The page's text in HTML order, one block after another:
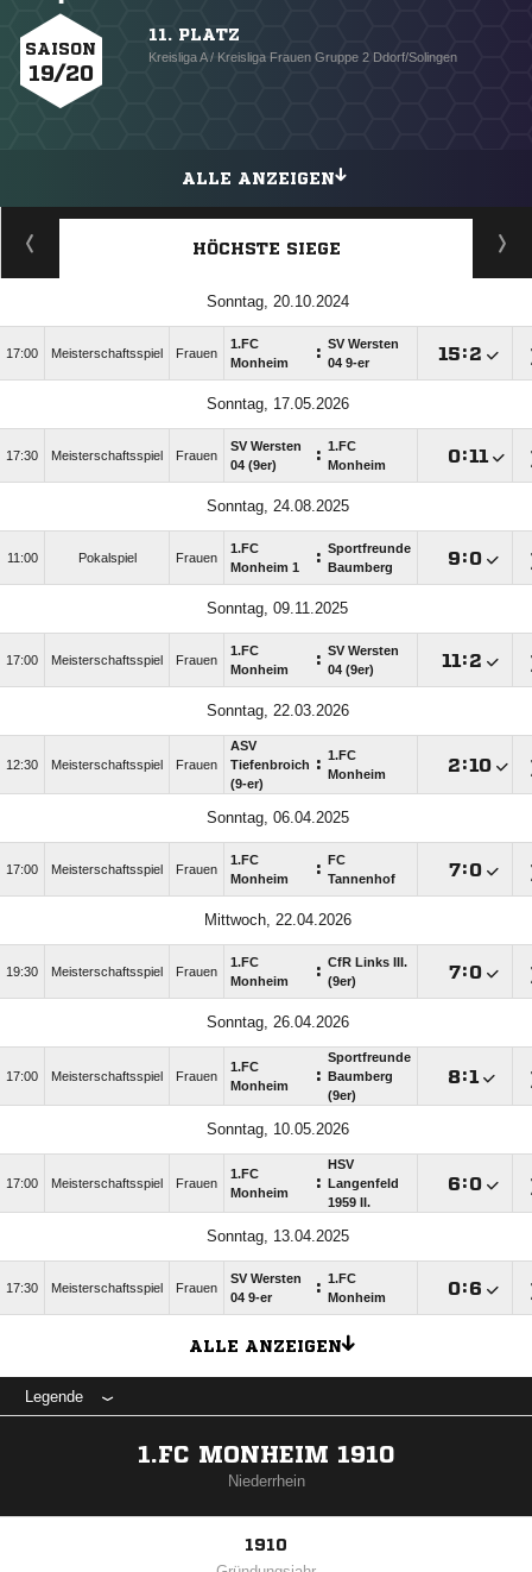
SAISON
19/20
11. PLATZ
Kreisliga A / Kreisliga Frauen Gruppe 2 Ddorf/Solingen
ALLE ANZEIGEN
HÖCHSTE SIEGE
Sonntag, 20.10.2024
17:00 Meisterschaftsspiel Frauen
1.FC
Monheim
: SV Wersten
04 9-er
:
Sonntag, 17.05.2026
17:30 Meisterschaftsspiel Frauen
SV Wersten
04 (9er)
: 1.FC
Monheim
:
Sonntag, 24.08.2025
11:00 Pokalspiel Frauen
1.FC
Monheim 1
: Sportfreunde
Baumberg
:
Sonntag, 09.11.2025
17:00 Meisterschaftsspiel Frauen
1.FC
Monheim
: SV Wersten
04 (9er)
:
Sonntag, 22.03.2026
12:30 Meisterschaftsspiel Frauen
ASV
Tiefenbroich
(9-er)
: 1.FC
Monheim
:
Sonntag, 06.04.2025
17:00 Meisterschaftsspiel Frauen
1.FC
Monheim
:
FC
Tannenhof
:
Mittwoch, 22.04.2026
19:30 Meisterschaftsspiel Frauen
1.FC
Monheim
: CfR Links III.
(9er)
:
Sonntag, 26.04.2026
17:00 Meisterschaftsspiel Frauen
1.FC
Monheim
:
Sportfreunde
Baumberg
(9er)
:
Sonntag, 10.05.2026
17:00 Meisterschaftsspiel Frauen
1.FC
Monheim
:
HSV
Langenfeld
1959 II.
:
Sonntag, 13.04.2025
17:30 Meisterschaftsspiel Frauen
SV Wersten
04 9-er
: 1.FC
Monheim
:
ALLE ANZEIGEN
Legende
1.FC MONHEIM 1910
Niederrhein
1910